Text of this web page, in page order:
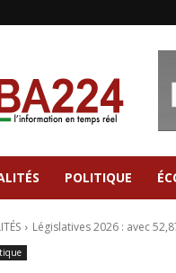
POLITIQUE
Législatives 2026 : avec